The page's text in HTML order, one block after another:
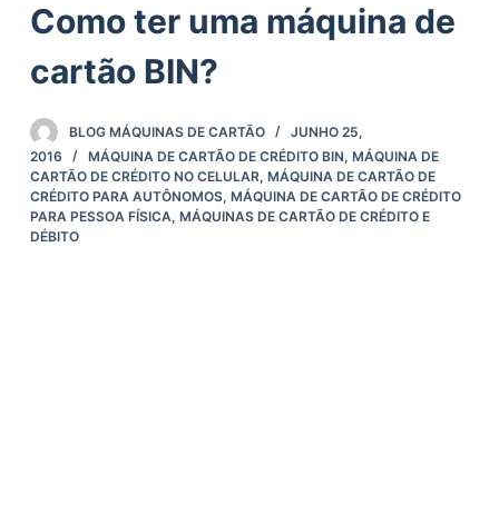
Como ter uma máquina de
cartão BIN?
BLOG MÁQUINAS DE CARTÃO
JUNHO 25,
2016
MÁQUINA DE CARTÃO DE CRÉDITO BIN, MÁQUINA DE
CARTÃO DE CRÉDITO NO CELULAR, MÁQUINA DE CARTÃO DE
CRÉDITO PARA AUTÔNOMOS, MÁQUINA DE CARTÃO DE CRÉDITO
PARA PESSOA FÍSICA, MÁQUINAS DE CARTÃO DE CRÉDITO E
DÉBITO